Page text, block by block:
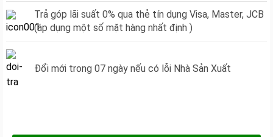
Trả góp lãi suất 0% qua thẻ tín dụng Visa, Master, JCB
(áp dụng một số mặt hàng nhất định )
Đổi mới trong 07 ngày nếu có lỗi Nhà Sản Xuất